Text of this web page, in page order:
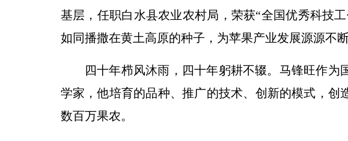
基层，任职白水县农业农村局，荣获“全国优秀科技
如同播撒在黄土高原的种子，为苹果产业发展源源不
四十年栉风沐雨，四十年躬耕不辍。马锋旺作为
学家，他培育的品种、推广的技术、创新的模式，创
数百万果农。